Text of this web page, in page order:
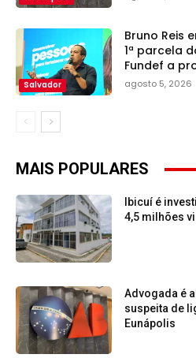
Salvador
Bruno Reis
1ª parcela
Fundef a
agosto 5, 2026
MAIS POPULARES
Ibicuí é
4,5 milhões
Advogada é
suspeita de
Eunápolis